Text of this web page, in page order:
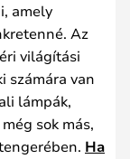
amely
Az
világítási
számára van
lámpák,
sok más,
Ha